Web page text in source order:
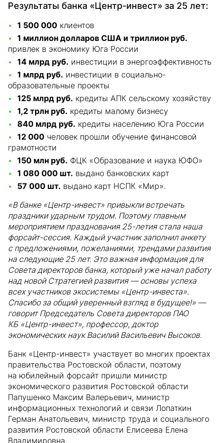
Результаты банка «Центр-инвест» за 25 лет:
1 500 000 клиентов
1 миллион долларов США и триллион руб.
привлек в экономику Юга России
14 млрд руб. инвестиции в энергоэффективность
1 млрд руб. инвестиции в социально-
образовательные проекты
125 млрд руб. кредиты АПК сельскому хозяйству
1,2 трлн руб. кредиты малому бизнесу
840 млрд руб. кредиты населению Юга России
12 000 человек прошли обучение финансовой
грамотности
150 млн руб. ФЦК «Образование и наука ЮФО»
1 080 000 шт. выдано банковских карт
57 000 шт. выдано карт НСПК «Мир».
«В банке «Центр-инвест» привыкли встречать
праздники ударным трудом. Поэтому главным
мероприятием празднования 25-летия стала наша
форсайт-сессия. Каждый участник заполнил анкету
с предложениями, пожеланиями, трендами развития
на следующие 25 лет. Это важная информация для
Совета директоров банка, который уже начал работу
над новой Стратегией развития — основы успеха
всех участников экосистемы «Центр-инвеста».
Спасибо за общий уверенный взгляд в будущее!» —
говорит Председатель Совета директоров ПАО
КБ «Центр-инвест», профессор, доктор
экономических наук Василий Васильевич Высоков.
Банк «Центр-инвест» участвует во многих проектах
правительства Ростовской области, поэтому
на юбилейный форсайт пришли министр
экономического развития Ростовской области
Папушенко Максим Валерьевич, министр
информационных технологий и связи Лопаткин
Герман Анатольевич, министр труда и социального
развития Ростовской области Елисеева Елена
Владимировна.